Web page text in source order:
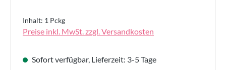
Inhalt: 1 Pckg
Preise inkl. MwSt. zzgl. Versandkosten
Sofort verfügbar, Lieferzeit: 3-5 Tage